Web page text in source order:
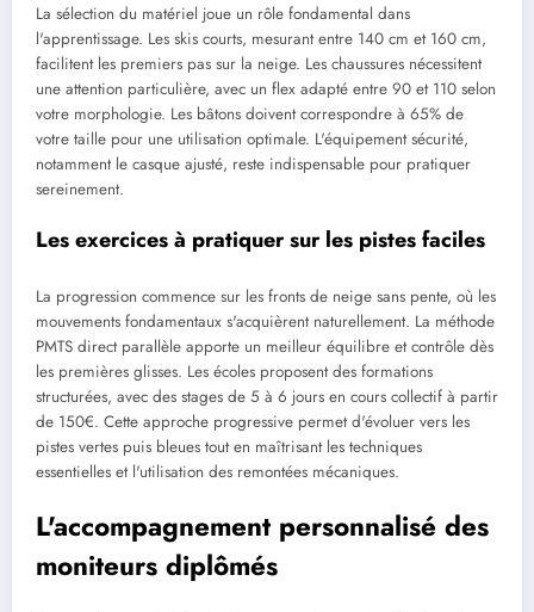
La sélection du matériel joue un rôle fondamental dans
l'apprentissage. Les skis courts, mesurant entre 140 cm et 160 cm,
facilitent les premiers pas sur la neige. Les chaussures nécessitent
une attention particulière, avec un flex adapté entre 90 et 110 selon
votre morphologie. Les bâtons doivent correspondre à 65% de
votre taille pour une utilisation optimale. L'équipement sécurité,
notamment le casque ajusté, reste indispensable pour pratiquer
sereinement.
Les exercices à pratiquer sur les pistes faciles
La progression commence sur les fronts de neige sans pente, où les
mouvements fondamentaux s'acquièrent naturellement. La méthode
PMTS direct parallèle apporte un meilleur équilibre et contrôle dès
les premières glisses. Les écoles proposent des formations
structurées, avec des stages de 5 à 6 jours en cours collectif à partir
de 150€. Cette approche progressive permet d'évoluer vers les
pistes vertes puis bleues tout en maîtrisant les techniques
essentielles et l'utilisation des remontées mécaniques.
L'accompagnement personnalisé des
moniteurs diplômés